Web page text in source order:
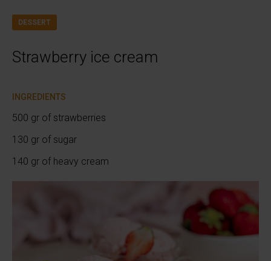
DESSERT
Strawberry ice cream
INGREDIENTS
500 gr of strawberries
130 gr of sugar
140 gr of heavy cream